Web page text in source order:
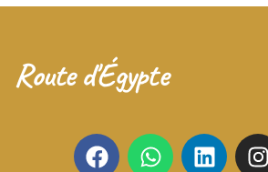
Route d'Égypte